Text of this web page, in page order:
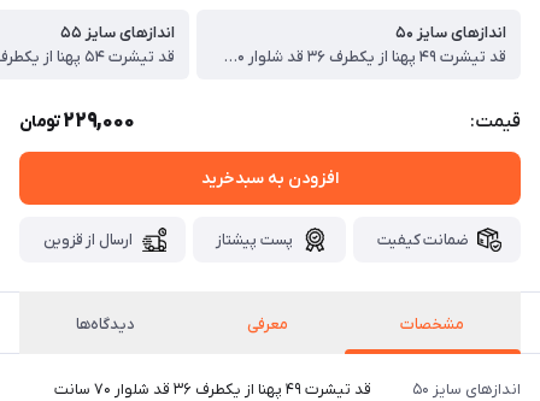
اندازهای سایز ۵۰
قد تیشرت ۴۹ پهنا از یکطرف ۳۶ قد شلوار ۷۰ سانت
اندازهای سایز ۵۵
قیمت: 229,000تومان
افزودن به سبدخرید
ضمانت کیفیت پست پیشتاز ارسال از قزوین
مشخصات معرفی دیدگاه‌ها
اندازهای سایز ۵۰ قد تیشرت ۴۹ پهنا از یکطرف ۳۶ قد شلوار ۷۰ سانت